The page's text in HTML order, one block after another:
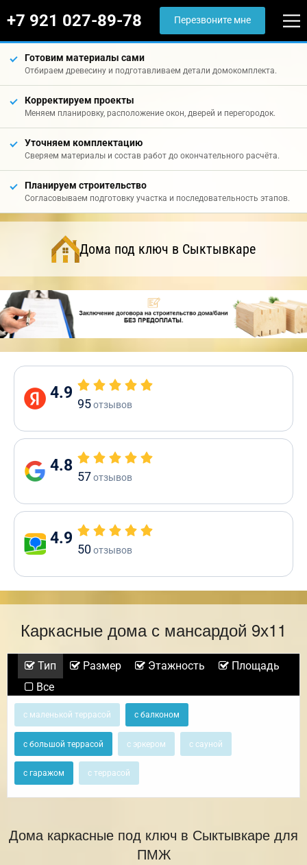
+7 921 027-89-78 Перезвоните мне
Готовим материалы сами
Отбираем древесину и подготавливаем детали домокомплекта.
Корректируем проекты
Меняем планировку, расположение окон, дверей и перегородок.
Уточняем комплектацию
Сверяем материалы и состав работ до окончательного расчёта.
Планируем строительство
Согласовываем подготовку участка и последовательность этапов.
Дома под ключ в Сыктывкаре
4.9
95отзывов
4.8
57отзывов
4.9
50отзывов
Каркасные дома с мансардой 9х11
Тип Размер Этажность
Площадь
Все
с маленькой террасой с балконом
с большой террасой с эркером с сауной
с гаражом с террасой
Дома каркасные под ключ в Сыктывкаре для
ПМЖ